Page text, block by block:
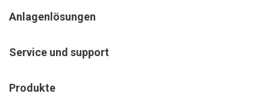
Anlagenlösungen
Service und support
Produkte